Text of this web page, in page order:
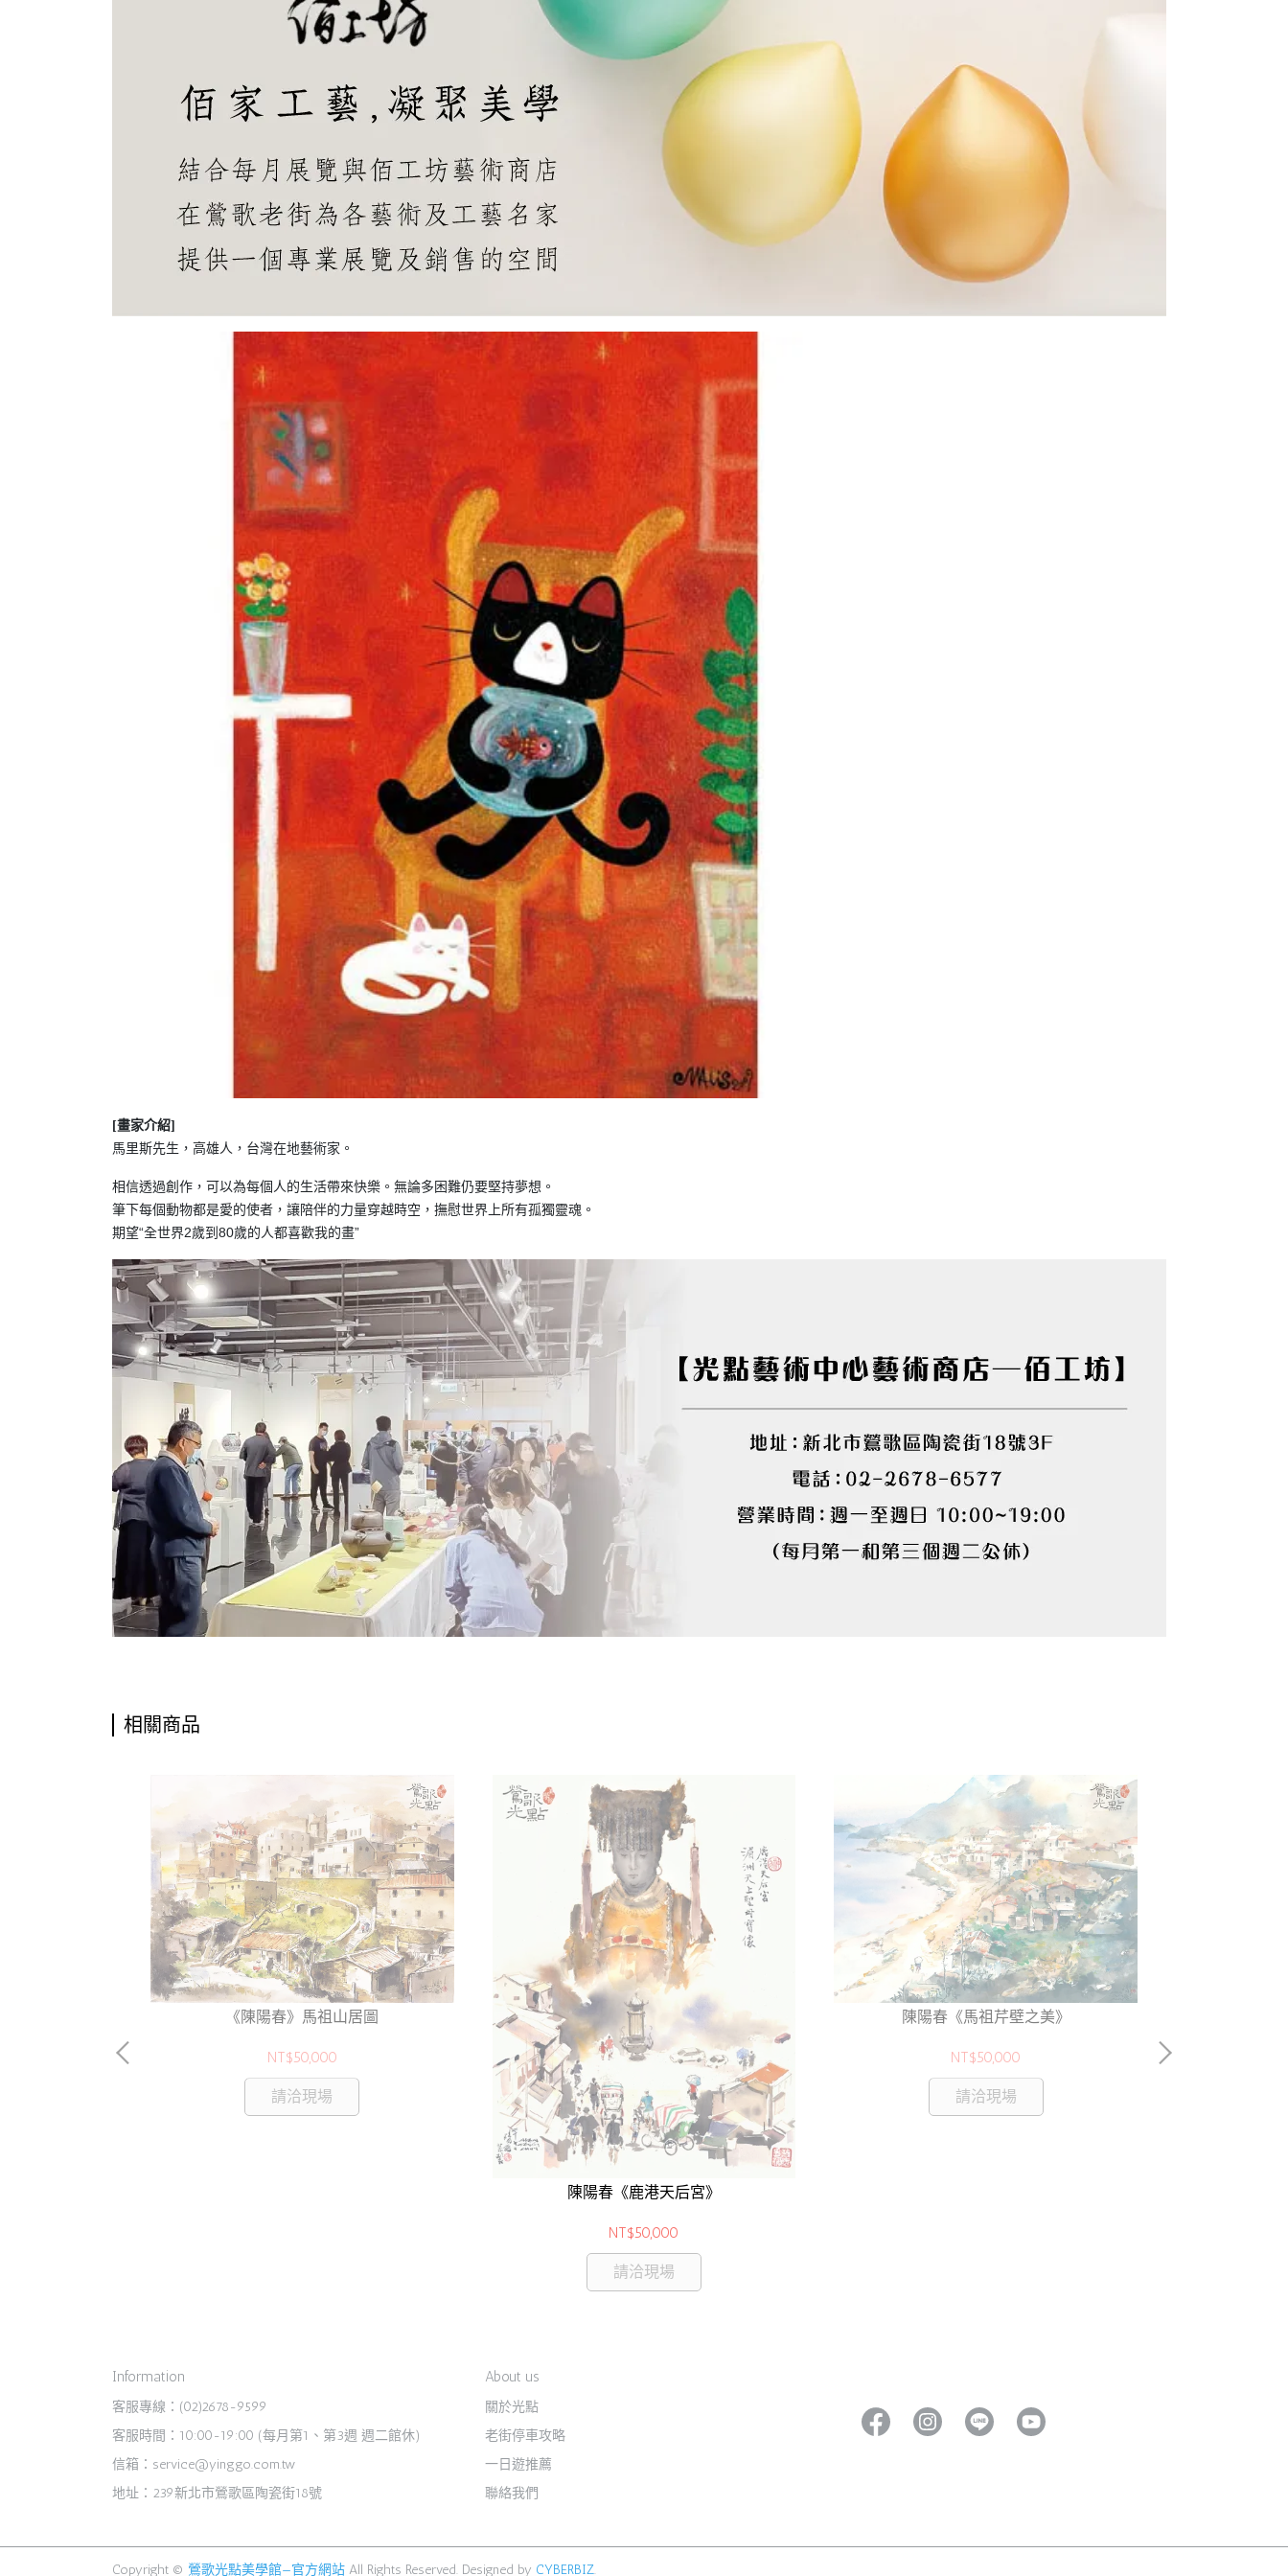
[畫家介紹]
馬里斯先生，高雄人，台灣在地藝術家。
相信透過創作，可以為每個人的生活帶來快樂。無論多困難仍要堅持夢想。
筆下每個動物都是愛的使者，讓陪伴的力量穿越時空，撫慰世界上所有孤獨靈魂。
期望“全世界2歲到80歲的人都喜歡我的畫”
相關商品
《陳陽春》馬祖山居圖
NT$50,000
請洽現場
陳陽春《鹿港天后宮》
NT$50,000
請洽現場
陳陽春《馬祖芹壁之美》
NT$50,000
請洽現場
Information
客服專線：(02)2678-9599
客服時間：10:00-19:00 (每月第1、第3週 週二館休)
信箱：service@yinggo.com.tw
地址：239新北市鶯歌區陶瓷街18號
About us
關於光點
老街停車攻略
一日遊推薦
聯絡我們
Copyright © 鶯歌光點美學館—官方網站 All Rights Reserved. Designed by CYBERBIZ.